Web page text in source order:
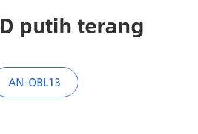
putih terang
AN-OBL13